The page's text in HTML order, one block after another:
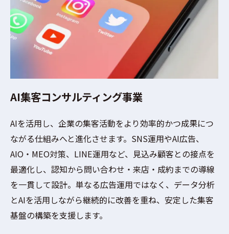
AI集客コンサルティング事業
AIを活用し、企業の集客活動をより効率的かつ成果につ
ながる仕組みへと進化させます。SNS運用やAI広告、
AIO・MEO対策、LINE運用など、見込み顧客との接点を
最適化し、認知から問い合わせ・来店・成約までの導線
を一貫して設計。単なる広告運用ではなく、データ分析
とAIを活用しながら継続的に改善を重ね、安定した集客
基盤の構築を支援します。